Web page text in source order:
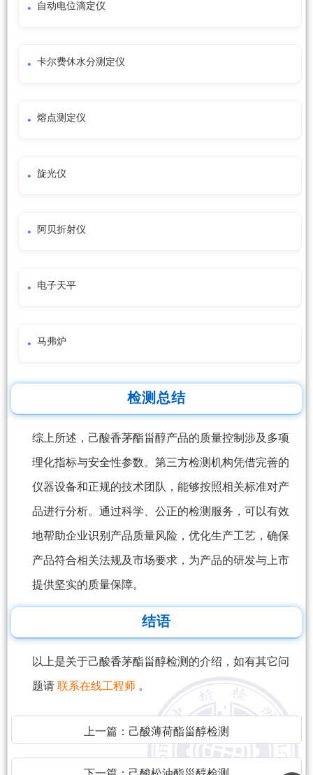
自动电位滴定仪
卡尔费休水分测定仪
熔点测定仪
旋光仪
阿贝折射仪
电子天平
马弗炉
检测总结
综上所述，己酸香茅酯甾醇产品的质量控制涉及多项
理化指标与安全性参数。第三方检测机构凭借完善的
仪器设备和正规的技术团队，能够按照相关标准对产
品进行分析。通过科学、公正的检测服务，可以有效
地帮助企业识别产品质量风险，优化生产工艺，确保
产品符合相关法规及市场要求，为产品的研发与上市
提供坚实的质量保障。
结语
以上是关于己酸香茅酯甾醇检测的介绍，如有其它问
题请 联系在线工程师 。
上一篇： 己酸薄荷酯甾醇检测